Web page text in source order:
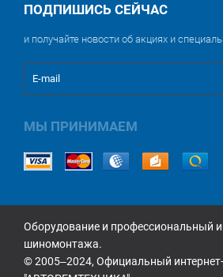
ПОДПИШИСЬ СЕЙЧАС
и получайте новости об акциях и
МЫ ПРИНИМАЕМ
Оборудование и профессиональный
шиномонтажа.
© 2005‒2024, Официальный